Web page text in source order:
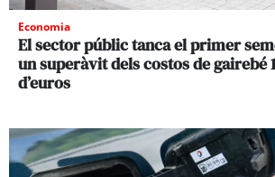
Economia
El sector públic tanca el primer
un superàvit dels costos de gairebé
d’euros